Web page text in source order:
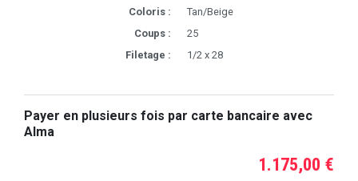
Coloris :
Tan/Beige
Coups :
25
Filetage :
1/2 x 28
Payer en plusieurs fois par carte bancaire avec
Alma
1.175,00 €